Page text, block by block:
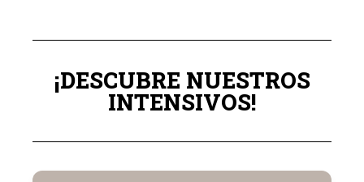
¡DESCUBRE NUESTROS
INTENSIVOS!